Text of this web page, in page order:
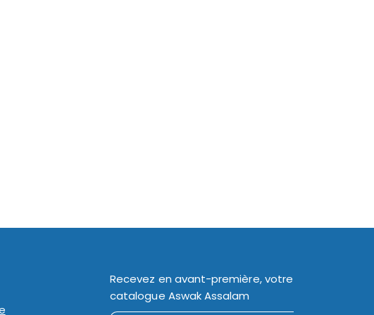
Recevez en avant-première, votre
catalogue Aswak Assalam